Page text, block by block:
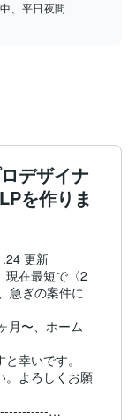
、平日夜間
デザイナ
を作りま
更新
現在最短で〈2
急ぎの案件に
月〜、ホーム
幸いです。
。よろしくお願